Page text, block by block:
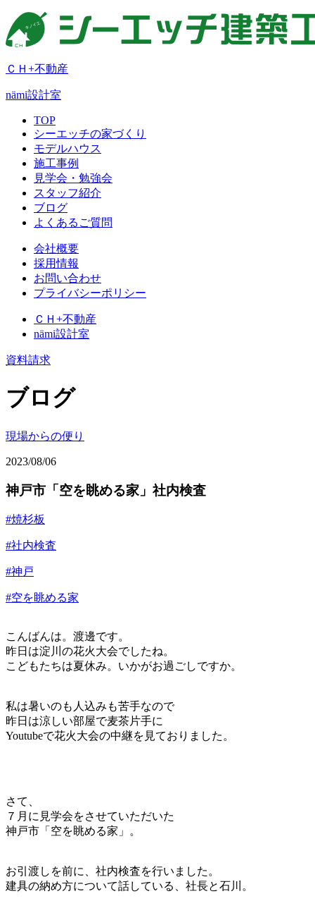
ＣＨ+不動産
nämi設計室
TOP
シーエッチの家づくり
モデルハウス
施工事例
見学会・勉強会
スタッフ紹介
ブログ
よくあるご質問
会社概要
採用情報
お問い合わせ
プライバシーポリシー
ＣＨ+不動産
nämi設計室
資料請求
ブログ
現場からの便り
2023/08/06
神戸市「空を眺める家」社内検査
#焼杉板
#社内検査
#神戸
#空を眺める家
こんばんは。渡邊です。
昨日は淀川の花火大会でしたね。
こどもたちは夏休み。いかがお過ごしですか。
私は暑いのも人込みも苦手なので
昨日は涼しい部屋で麦茶片手に
Youtubeで花火大会の中継を見ておりました。
さて、
７月に見学会をさせていただいた
神戸市「空を眺める家」。
お引渡しを前に、社内検査を行いました。
建具の納め方について話している、社長と石川。